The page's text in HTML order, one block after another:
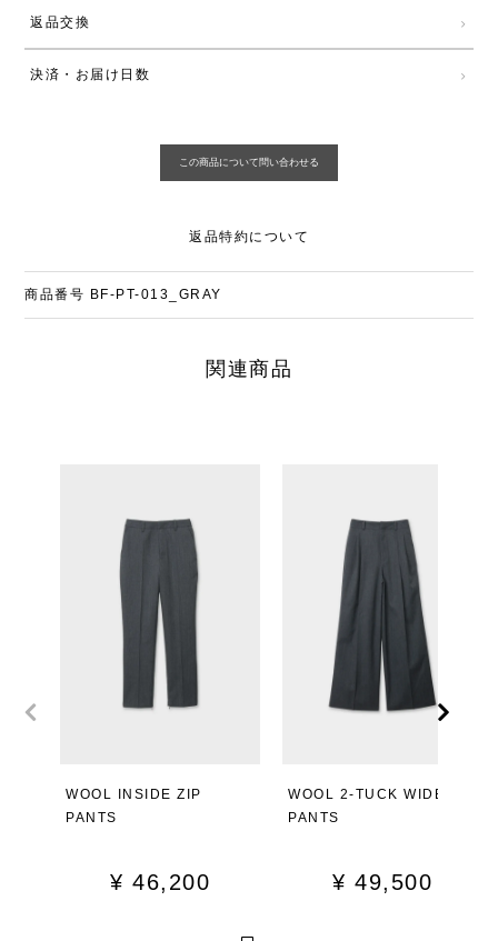
返品交換
決済・お届け日数
返品特約について
商品番号 BF-PT-013_GRAY
関連商品
WOOL INSIDE ZIP
PANTS
¥ 46,200
WOOL 2-TUCK WIDE
PANTS
¥ 49,500